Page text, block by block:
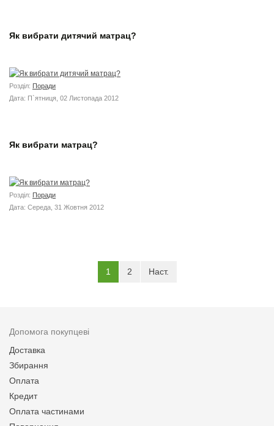
Як вибрати дитячий матрац?
Розділ: Поради
Дата: П`ятниця, 02 Листопада 2012
Як вибрати матрац?
Розділ: Поради
Дата: Середа, 31 Жовтня 2012
1 (current)
2 Наст.
Допомога покупцеві
Доставка
Збирання
Оплата
Кредит
Оплата частинами